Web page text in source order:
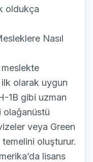
oldukça
Nasıl
ilk olarak uygun
1B gibi uzman
olağanüstü
veya Green
oluşturur.
lisans